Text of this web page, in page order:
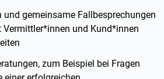
und gemeinsame Fallbesprechungen
und Kund*innen
zum Beispiel bei Fragen